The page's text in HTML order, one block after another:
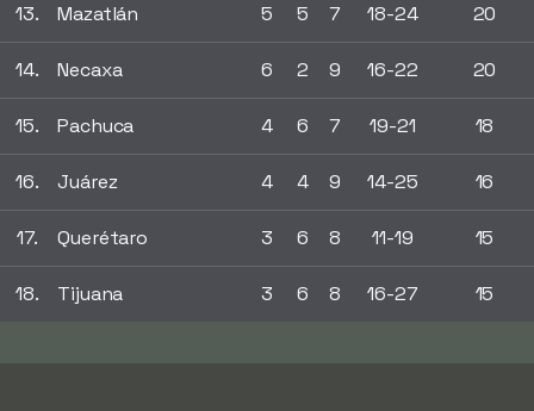
13. Mazatlán 5 5 7 18-24 20
14. Necaxa 6 2 9 16-22 20
15. Pachuca 4 6 7 19-21 18
16. Juárez 4 4 9 14-25 16
17. Querétaro 3 6 8 11-19 15
18. Tijuana 3 6 8 16-27 15